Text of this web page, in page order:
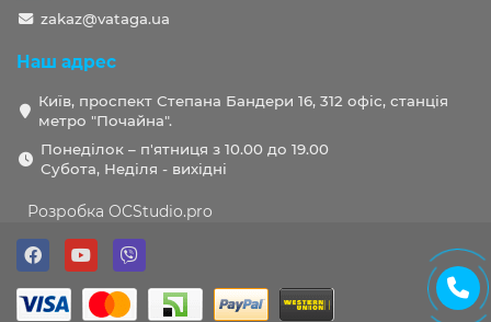
zakaz@vataga.ua
Наш адрес
Київ, проспект Степана Бандери 16, 312 офіс, станція
метро "Почайна".
Понеділок – п'ятниця з 10.00 до 19.00
Субота, Неділя - вихідні
Розробка OCStudio.pro